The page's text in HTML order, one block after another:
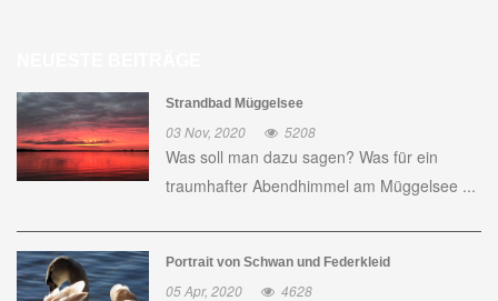
Strandbad Müggelsee
03 Nov, 2020 5208
Was soll man dazu sagen? Was für ein
traumhafter Abendhimmel am Müggelsee ...
Portrait von Schwan und Federkleid
05 Apr, 2020 4628